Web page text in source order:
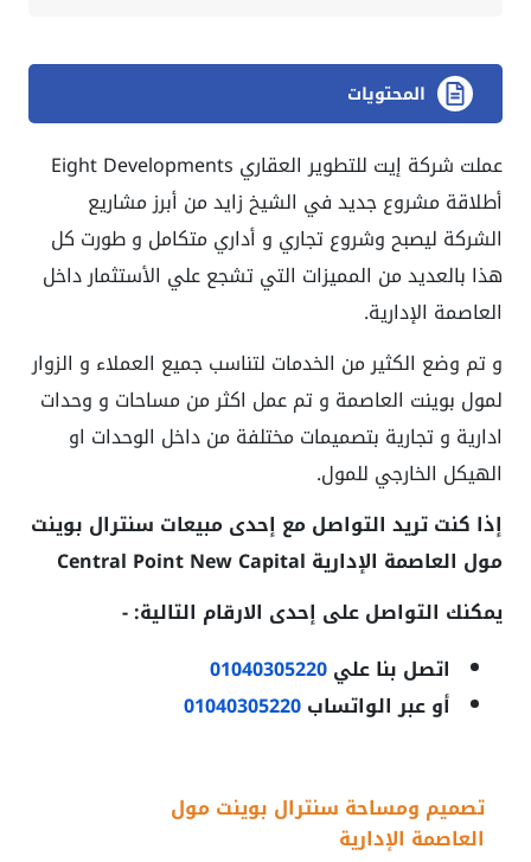
المحتويات
عملت شركة إيت للتطوير العقاري Eight Developments
أطلاقة مشروع جديد في الشيخ زايد من أبرز مشاريع
الشركة ليصبح وشروع تجاري و أداري متكامل و طورت كل
هذا بالعديد من المميزات التي تشجع علي الأستثمار داخل
العاصمة الإدارية.
و تم وضع الكثير من الخدمات لتناسب جميع العملاء و الزوار
لمول بوينت العاصمة و تم عمل اكثر من مساحات و وحدات
ادارية و تجارية بتصميمات مختلفة من داخل الوحدات او
الهيكل الخارجي للمول.
إذا كنت تريد التواصل مع إحدى مبيعات سنترال بوينت
مول العاصمة الإدارية
يمكنك التواصل على إحدى الارقام التالية: -
اتصل بنا علي01040305220
أو عبر الواتساب01040305220
تصميم ومساحة سنترال بوينت مول
العاصمة الإدارية